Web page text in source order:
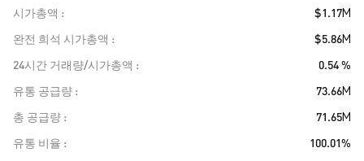
시가총액
$1.17M
완전 희석 시가총액
$5.86M
24시간 거래량/시가총액
0.54 %
유통 공급량
73.66M
총 공급량
71.65M
유통 비율
100.01%